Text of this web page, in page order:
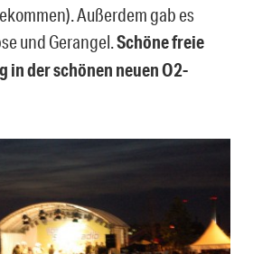
Außerdem gab es
und Gerangel.Schöne freie
in der schönen neuen O2-